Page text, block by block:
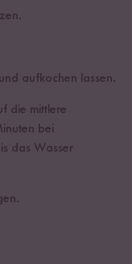
aufkochen lassen.
die mittlere
bei
das Wasser